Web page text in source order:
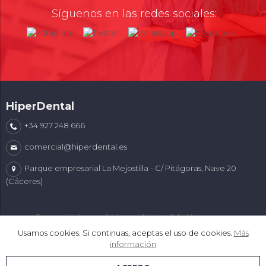
Usamos cookies. Si continuas, aceptas el uso de cookies. Más
información
Síguenos en las redes sociales:
HiperDental
+34 927 248 666
comercial@hiperdental.es
Parque empresarial La Mejostilla - C/ Pitágoras, Nave 20
(Cáceres)
Comercio desarrollado conLinkasoft LeKommerce